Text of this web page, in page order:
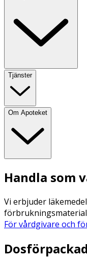
Tjänster
Om Apoteket
Handla som
Vi erbjuder
För vårdgivare och